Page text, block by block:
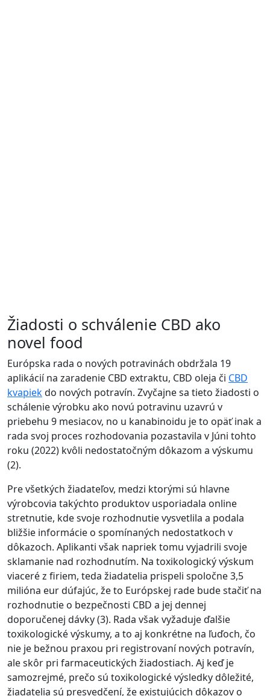
Žiadosti o schválenie CBD ako
novel food
Európska rada o nových potravinách obdržala 19
aplikácií na zaradenie CBD extraktu, CBD oleja či CBD
kvapiekdo nových potravín. Zvyčajne sa tieto žiadosti o
schálenie výrobku ako novú potravinu uzavrú v
priebehu 9 mesiacov, no u kanabinoidu je to opäť inak a
rada svoj proces rozhodovania pozastavila v Júni tohto
roku (2022) kvôli nedostatočným dôkazom a výskumu
(2).
Pre všetkých žiadateľov, medzi ktorými sú hlavne
výrobcovia takýchto produktov usporiadala online
stretnutie, kde svoje rozhodnutie vysvetlila a podala
bližšie informácie o spomínaných nedostatkoch v
dôkazoch. Aplikanti však napriek tomu vyjadrili svoje
sklamanie nad rozhodnutím. Na toxikologický výskum
viaceré z firiem, teda žiadatelia prispeli spoločne 3,5
milióna eur dúfajúc, že to Európskej rade bude stačiť na
rozhodnutie o bezpečnosti CBD a jej dennej
doporučenej dávky (3). Rada však vyžaduje ďalšie
toxikologické výskumy, a to aj konkrétne na ľuďoch, čo
nie je bežnou praxou pri registrovaní nových potravín,
ale skôr pri farmaceutických žiadostiach. Aj keď je
samozrejmé, prečo sú toxikologické výsledky dôležité,
žiadatelia sú presvedčení, že existujúcich dôkazov o